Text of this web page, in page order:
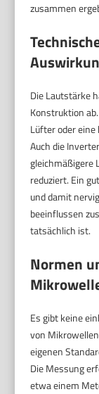
zusammen
Die Lautstärke
Konstruktion
Lüfter oder eine
Auch die
gleichmäßigere
reduziert. Ein
und damit
beeinflussen
tatsächlich ist.
Normen
Es gibt keine
von
eigenen
Die Messung
etwa einem